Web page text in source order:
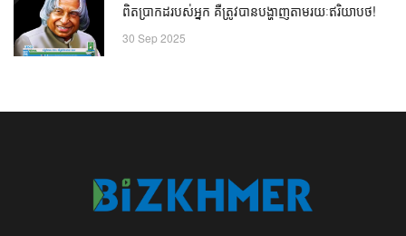
ពិតប្រាកដរបស់អ្នក គឺត្រូវបានបង្ហាញតាមរយៈឥរិយាបថ!
30 Sep 2025